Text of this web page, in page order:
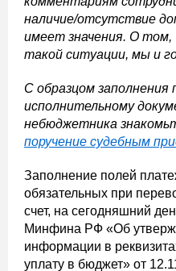
наличие/отсутствие
имеет значения. О том,
такой ситуации, мы и
С образцом заполнения
исполнительному
небюджетника
поручение судебным
Заполнение полей
обязательных при
счет, на сегодняшний
Минфина РФ «Об
информации в
уплату в бюджет» от